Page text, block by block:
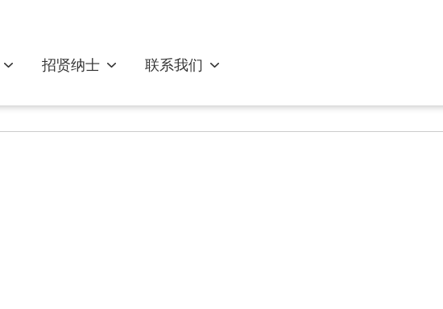
招贤纳士 联系我们